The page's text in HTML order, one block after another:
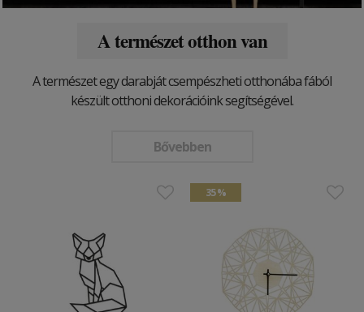
A természet otthon van
A természet egy darabját csempészheti otthonába fából
készült otthoni dekorációink segítségével.
Bővebben
35 %